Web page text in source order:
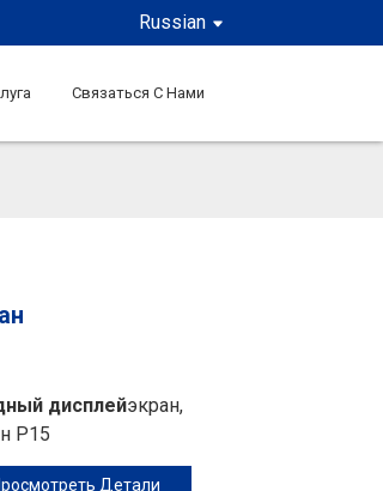
Russian
Связаться С Нами
дисплейэкран,
P15
Детали